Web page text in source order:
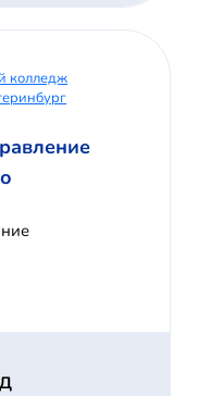
колледж